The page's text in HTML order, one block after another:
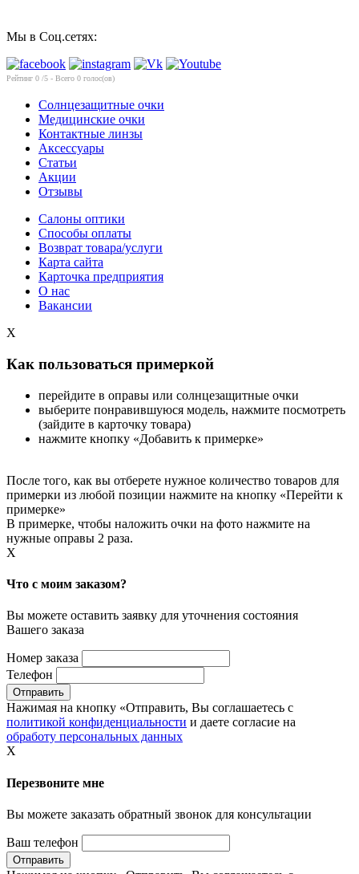
Мы в Соц.сетях:
Рейтинг 0 /5 - Всего 0 голос(ов)
Солнцезащитные очки
Медицинские очки
Контактные линзы
Аксессуары
Статьи
Акции
Отзывы
Салоны оптики
Способы оплаты
Возврат товара/услуги
Карта сайта
Карточка предприятия
О нас
Вакансии
X
Как пользоваться примеркой
перейдите в оправы или солнцезащитные очки
выберите понравившуюся модель, нажмите посмотреть
(зайдите в карточку товара)
нажмите кнопку «Добавить к примерке»
После того, как вы отберете нужное количество товаров для
примерки из любой позиции нажмите на кнопку «Перейти к
примерке»
В примерке, чтобы наложить очки на фото нажмите на
нужные оправы 2 раза.
X
Что с моим заказом?
Вы можете оставить заявку для уточнения состояния
Вашего заказа
Номер заказа
Телефон
Нажимая на кнопку «Отправить, Вы соглашаетесь с
политикой конфиденциальности и даете согласие на
обработу персональных данных
X
Перезвоните мне
Вы можете заказать обратный звонок для консультации
Ваш телефон